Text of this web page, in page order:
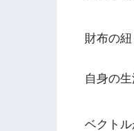
財布の
自身の
ベクト